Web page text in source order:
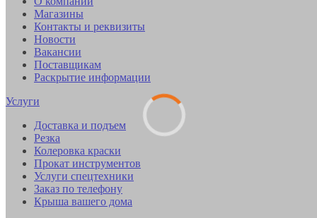
Магазины
Контакты и реквизиты
Новости
Вакансии
Поставщикам
Раскрытие информации
Услуги
Доставка и подъем
Резка
Колеровка краски
Прокат инструментов
Услуги спецтехники
Заказ по телефону
Крыша вашего дома